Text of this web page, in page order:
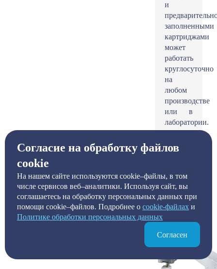
и
заполненными
картриджами
может
работать
круглосуточно
на
любом
производстве
или в
лаборатории.
Согласие на обработку файлов
cookie
На нашем сайте используются cookie–файлы, в том
числе сервисов веб–аналитики. Используя сайт, вы
соглашаетесь на обработку персональных данных при
помощи cookie–файлов. Подробнее о сookie-файлах и
Политике обработки персональных данных
Согласен